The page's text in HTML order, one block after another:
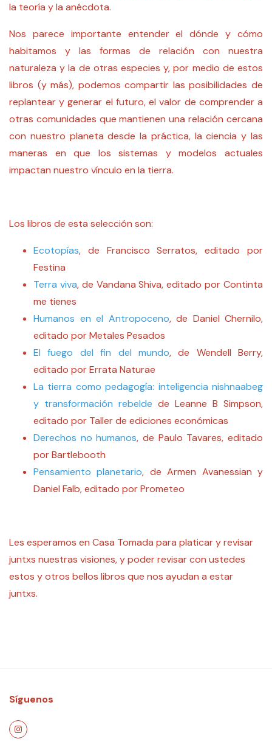
la teoría y la anécdota.
Nos parece importante entender el dónde y cómo
habitamos y las formas de relación con nuestra
naturaleza y la de otras especies y, por medio de estos
libros (y más), podemos compartir las posibilidades de
replantear y generar el futuro, el valor de comprender a
otras comunidades que mantienen una relación cercana
con nuestro planeta desde la práctica, la ciencia y las
maneras en que los sistemas y modelos actuales
impactan nuestro vínculo en la tierra.
Los libros de esta selección son:
Ecotopías, de Francisco Serratos, editado por
Festina
Terra viva, de Vandana Shiva, editado por Continta
me tienes
Humanos en el Antropoceno, de Daniel Chernilo,
editado por Metales Pesados
El fuego del fin del mundo, de Wendell Berry,
editado por Errata Naturae
La tierra como pedagogía: inteligencia nishnaabeg
y transformación rebelde de Leanne B Simpson,
editado por Taller de ediciones económicas
Derechos no humanos, de Paulo Tavares, editado
por Bartlebooth
Pensamiento planetario, de Armen Avanessian y
Daniel Falb, editado por Prometeo
Les esperamos en Casa Tomada para platicar y revisar
juntxs nuestras visiones, y poder revisar con ustedes
estos y otros bellos libros que nos ayudan a estar
juntxs.
Síguenos